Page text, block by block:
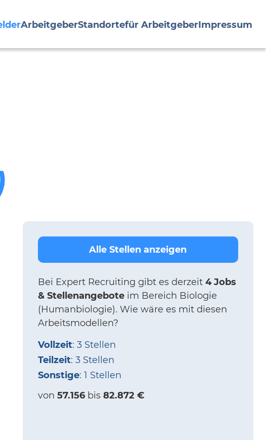
ArbeitgeberStandortefür ArbeitgeberImpressum
Alle Stellen anzeigen
Bei Expert Recruiting gibt es derzeit 4 Jobs
& Stellenangeboteim Bereich Biologie
(Humanbiologie). Wie wäre es mit diesen
Arbeitsmodellen?
Vollzeit: 3 Stellen
Teilzeit: 3 Stellen
Sonstige: 1 Stellen
von 57.156bis 82.872 €